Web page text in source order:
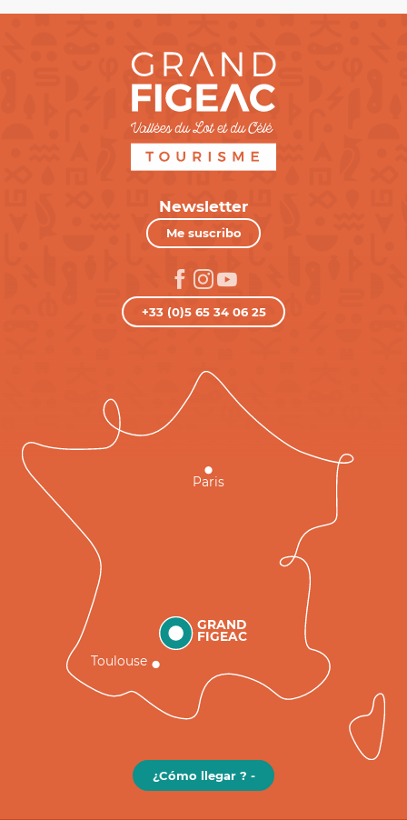
Newsletter
Me suscribo
+33 (0)5 65 34 06 25
GRAND
FIGEAC
Toulouse
Paris
¿Cómo llegar ? -